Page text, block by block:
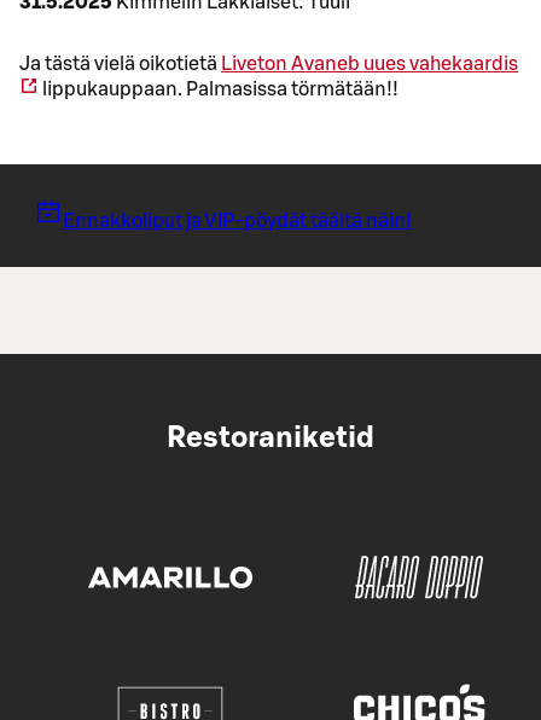
Ja tästä vielä oikotietä Liveton Avaneb uues vahekaardis
lippukauppaan. Palmasissa törmätään!!
Ennakkoliput ja VIP-pöydät täältä näin!
Restoraniketid